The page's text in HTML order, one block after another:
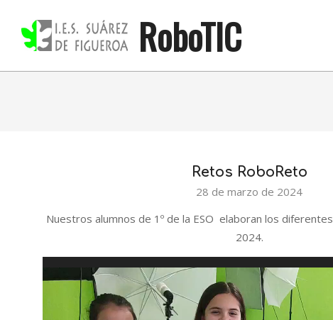
content
RoboTIC
Retos RoboReto
28
28 de marzo de 2024
Nuestros alumnos de 1º de la ESO elaboran los
2024.
Reproductor
de
vídeo